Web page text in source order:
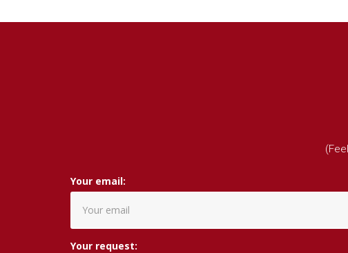
Your email:
Your request: